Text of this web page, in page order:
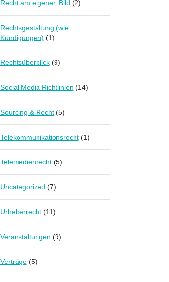
Recht am eigenen Bild (2)
Rechtsgestaltung (wie
Kündigungen) (1)
Rechtsüberblick(9)
Social Media Richtlinien (14)
Sourcing & Recht(5)
Telekommunikationsrecht(1)
Telemedienrecht(5)
Uncategorized (7)
Urheberrecht(11)
Veranstaltungen (9)
Verträge(5)